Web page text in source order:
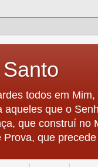
todos em
aqueles que o
que construí
que